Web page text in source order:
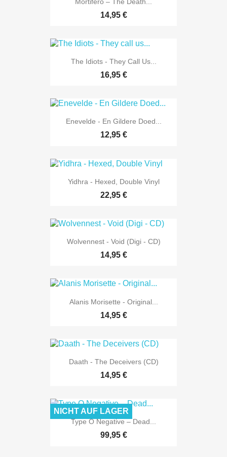
14,95 €
The Idiots - They Call Us...
16,95 €
Enevelde - En Gildere Doed...
12,95 €
Yidhra - Hexed, Double Vinyl
22,95 €
Wolvennest - Void (Digi - CD)
14,95 €
Alanis Morisette - Original...
14,95 €
Daath - The Deceivers (CD)
14,95 €
Type O Negative ‎– Dead...
99,95 €
NICHT AUF LAGER